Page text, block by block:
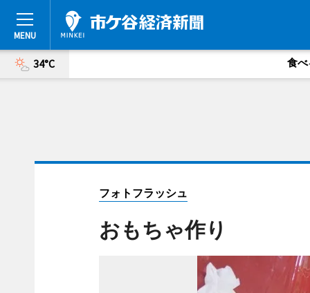
34°C 食べ
フォトフラッシュ
おもちゃ作り